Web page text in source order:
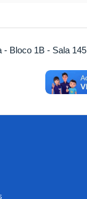
- Bloco 1B - Sala 145